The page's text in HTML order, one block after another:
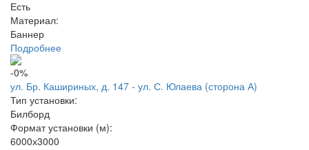
Есть
Материал:
Баннер
Подробнее
-0%
ул. Бр. Кашириных, д. 147 - ул. С. Юлаева (сторона А)
Тип установки:
Билборд
Формат установки (м):
6000х3000